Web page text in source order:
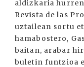
aldizkaria
Revista de las
uztailean sortu
hamabostero,
baitan, arabar
buletin funtzioa